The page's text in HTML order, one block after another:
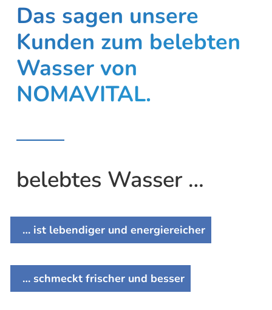
Das sagen unsere
Kunden zum belebten
Wasser von
NOMAVITAL.
belebtes Wasser …
… ist lebendiger und energiereicher
… schmeckt frischer und besser